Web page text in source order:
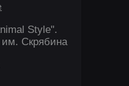
Style".
им. Скрябина